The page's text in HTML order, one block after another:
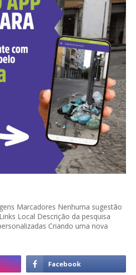
Marcadores Nenhuma sugestão
Local Descrição da pesquisa
Criando uma nova